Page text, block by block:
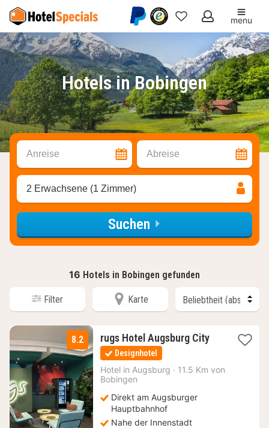
Meine
Favoriten
menu
Hotels in Bobingen
Anreise Abreise
2 Erwachsene (1 Zimmer)
Suchen
16 Hotels in Bobingen gefunden
Filter Karte
8.2 rugs Hotel Augsburg City1
72
Designhotel
Hotel in Augsburg · 11.5 Km von
Bobingen
Direkt am Augsburger
Hauptbahnhof
Nahe der Innenstadt